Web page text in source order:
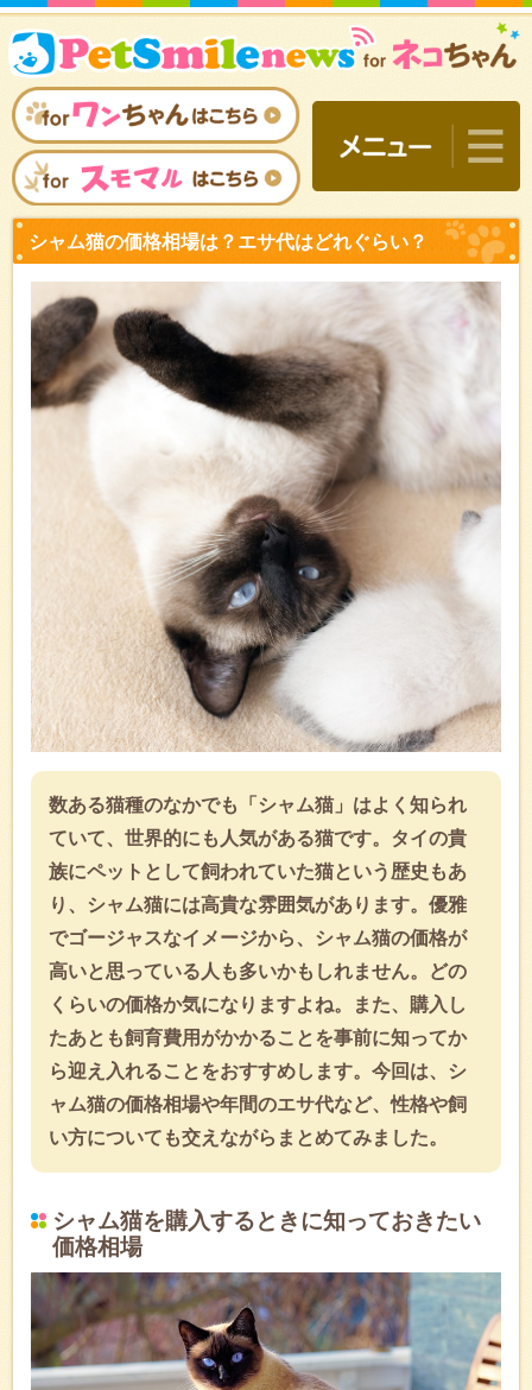
シャム猫の価格相場は？
数ある猫種のなかでも「シャム猫」はよく知られ
ていて、世界的にも人気がある猫です。タイの貴
族にペットとして飼われていた猫という歴史もあ
り、シャム猫には高貴な雰囲気があります。優雅
でゴージャスなイメージから、シャム猫の価格が
高いと思っている人も多いかもしれません。どの
くらいの価格か気になりますよね。また、購入し
たあとも飼育費用がかかることを事前に知ってか
ら迎え入れることをおすすめします。今回は、シ
ャム猫の価格相場や年間のエサ代など、性格や飼
い方についても交えながらまとめてみました。
シャム猫を購入するときに知っておきたい
価格相場